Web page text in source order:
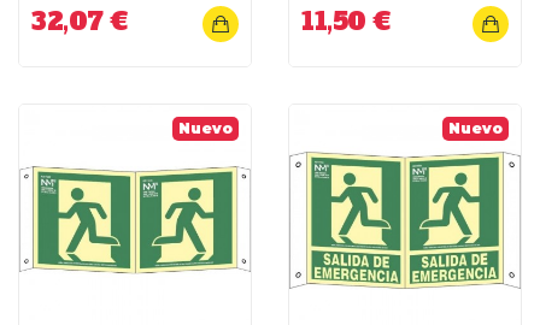
32,07 € 11,50 €
Nuevo Nuevo